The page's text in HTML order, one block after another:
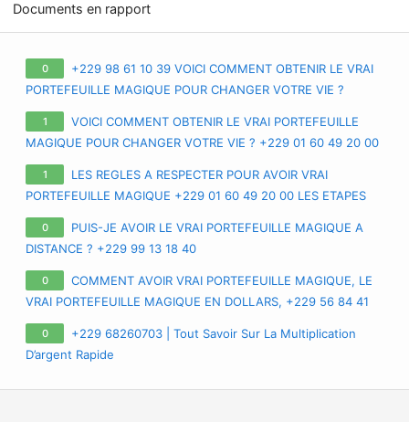
Documents en rapport
0
+229 98 61 10 39 VOICI COMMENT OBTENIR LE VRAI
PORTEFEUILLE MAGIQUE POUR CHANGER VOTRE VIE ?
APPRENEZ TOUS LES SECRETS SUR LE VRAI PORTE-FEUILLE
MAGIQUE EN FRANCE EURO
1
VOICI COMMENT OBTENIR LE VRAI PORTEFEUILLE
MAGIQUE POUR CHANGER VOTRE VIE ? +229 01 60 49 20 00
APPRENEZ TOUS LES SECRETS SUR LE VRAI PORTE-FEUILLE
MAGIQUE QUI EXISTE VRAIMENT
1
LES REGLES A RESPECTER POUR AVOIR VRAI
PORTEFEUILLE MAGIQUE +229 01 60 49 20 00 LES ETAPES
POUR AVOIR LE VRAI PORTEFEUILLE MAGIQUE A DISTANCE
0
PUIS-JE AVOIR LE VRAI PORTEFEUILLE MAGIQUE A
DISTANCE ? +229 99 13 18 40
0
COMMENT AVOIR VRAI PORTEFEUILLE MAGIQUE, LE
VRAI PORTEFEUILLE MAGIQUE EN DOLLARS, +229 56 84 41
71 PORTEFEUILLE MAGIQUE EN EURO, VRAI PORTEFEUILLE
MAGIQUE EN FRANCE EUROPE
0
+229 68260703 | Tout Savoir Sur La Multiplication
D’argent Rapide